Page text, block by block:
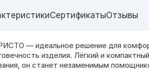
СертификатыОтзывы
— идеальное решение для
изделия. Лёгкий и
он станет незаменимым